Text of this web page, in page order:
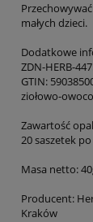
małych dzieci.
Dodatkowe
ZDN-HERB-
GTIN:
ziołowo-
Zawartość
20 saszetek
Masa netto:
Producent:
Kraków